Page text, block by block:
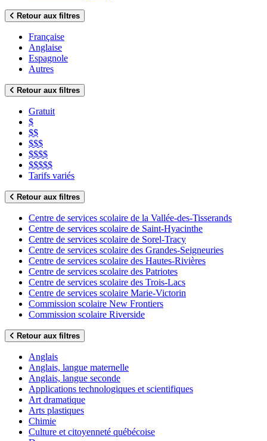
Retour aux filtres
Française
Anglaise
Espagnole
Autres
Retour aux filtres
Gratuit
$
$$
$$$
$$$$
$$$$$
Tarifs variés
Retour aux filtres
Centre de services scolaire de la Vallée-des-Tisserands
Centre de services scolaire de Saint-Hyacinthe
Centre de services scolaire de Sorel-Tracy
Centre de services scolaire des Grandes-Seigneuries
Centre de services scolaire des Hautes-Rivières
Centre de services scolaire des Patriotes
Centre de services scolaire des Trois-Lacs
Centre de services scolaire Marie-Victorin
Commission scolaire New Frontiers
Commission scolaire Riverside
Retour aux filtres
Anglais
Anglais, langue maternelle
Anglais, langue seconde
Applications technologiques et scientifiques
Art dramatique
Arts plastiques
Chimie
Culture et citoyenneté québécoise